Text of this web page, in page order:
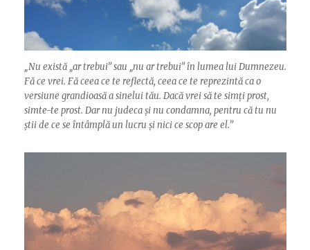
„Nu există „ar trebui” sau „nu ar trebui” în lumea lui Dumnezeu.
Fă ce vrei. Fă ceea ce te reflectă, ceea ce te reprezintă ca o
versiune grandioasă a sinelui tău. Dacă vrei să te simți prost,
simte-te prost. Dar nu judeca și nu condamna, pentru că tu nu
știi de ce se întâmplă un lucru și nici ce scop are el.”